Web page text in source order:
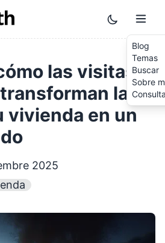
Toggle
Blog
Temas
Buscar
Sobre
las visitas
la
vivienda en un
2025